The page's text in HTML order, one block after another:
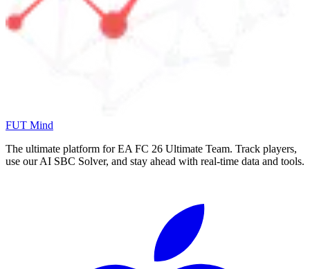
FUT Mind
The ultimate platform for EA FC 26 Ultimate Team. Track players,
use our AI SBC Solver, and stay ahead with real-time data and tools.